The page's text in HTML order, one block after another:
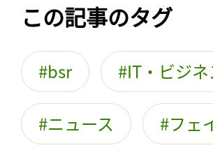
この記事のタグ
bsr IT・ビジ
ニュース フェ